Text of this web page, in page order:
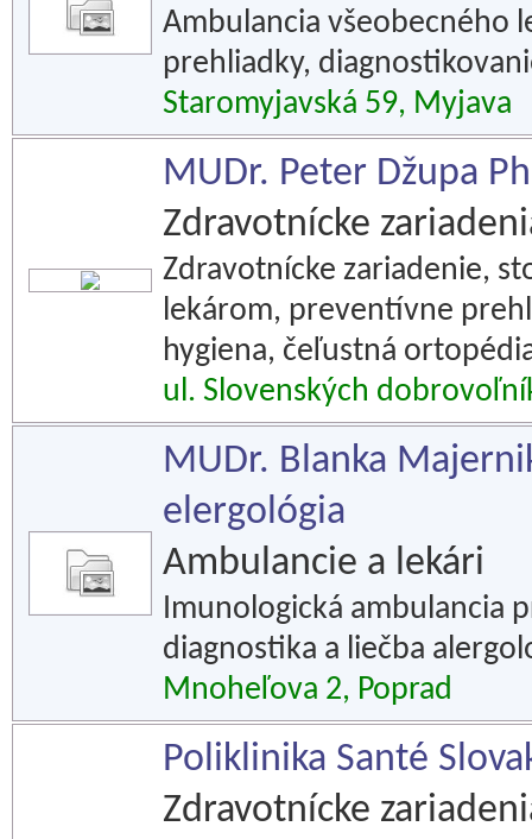
Ambulancia všeobecného
prehliadky,
Staromyjavská 59, Myjava
MUDr. Peter Džupa
Zdravotnícke
Zdravotnícke zariadenie,
lekárom, preventívne
hygiena, čeľustná
ul. Slovenských
MUDr. Blanka
elergológia
Ambulancie a lekári
Imunologická ambulancia
diagnostika a liečba
Mnoheľova 2, Poprad
Poliklinika Santé
Zdravotnícke